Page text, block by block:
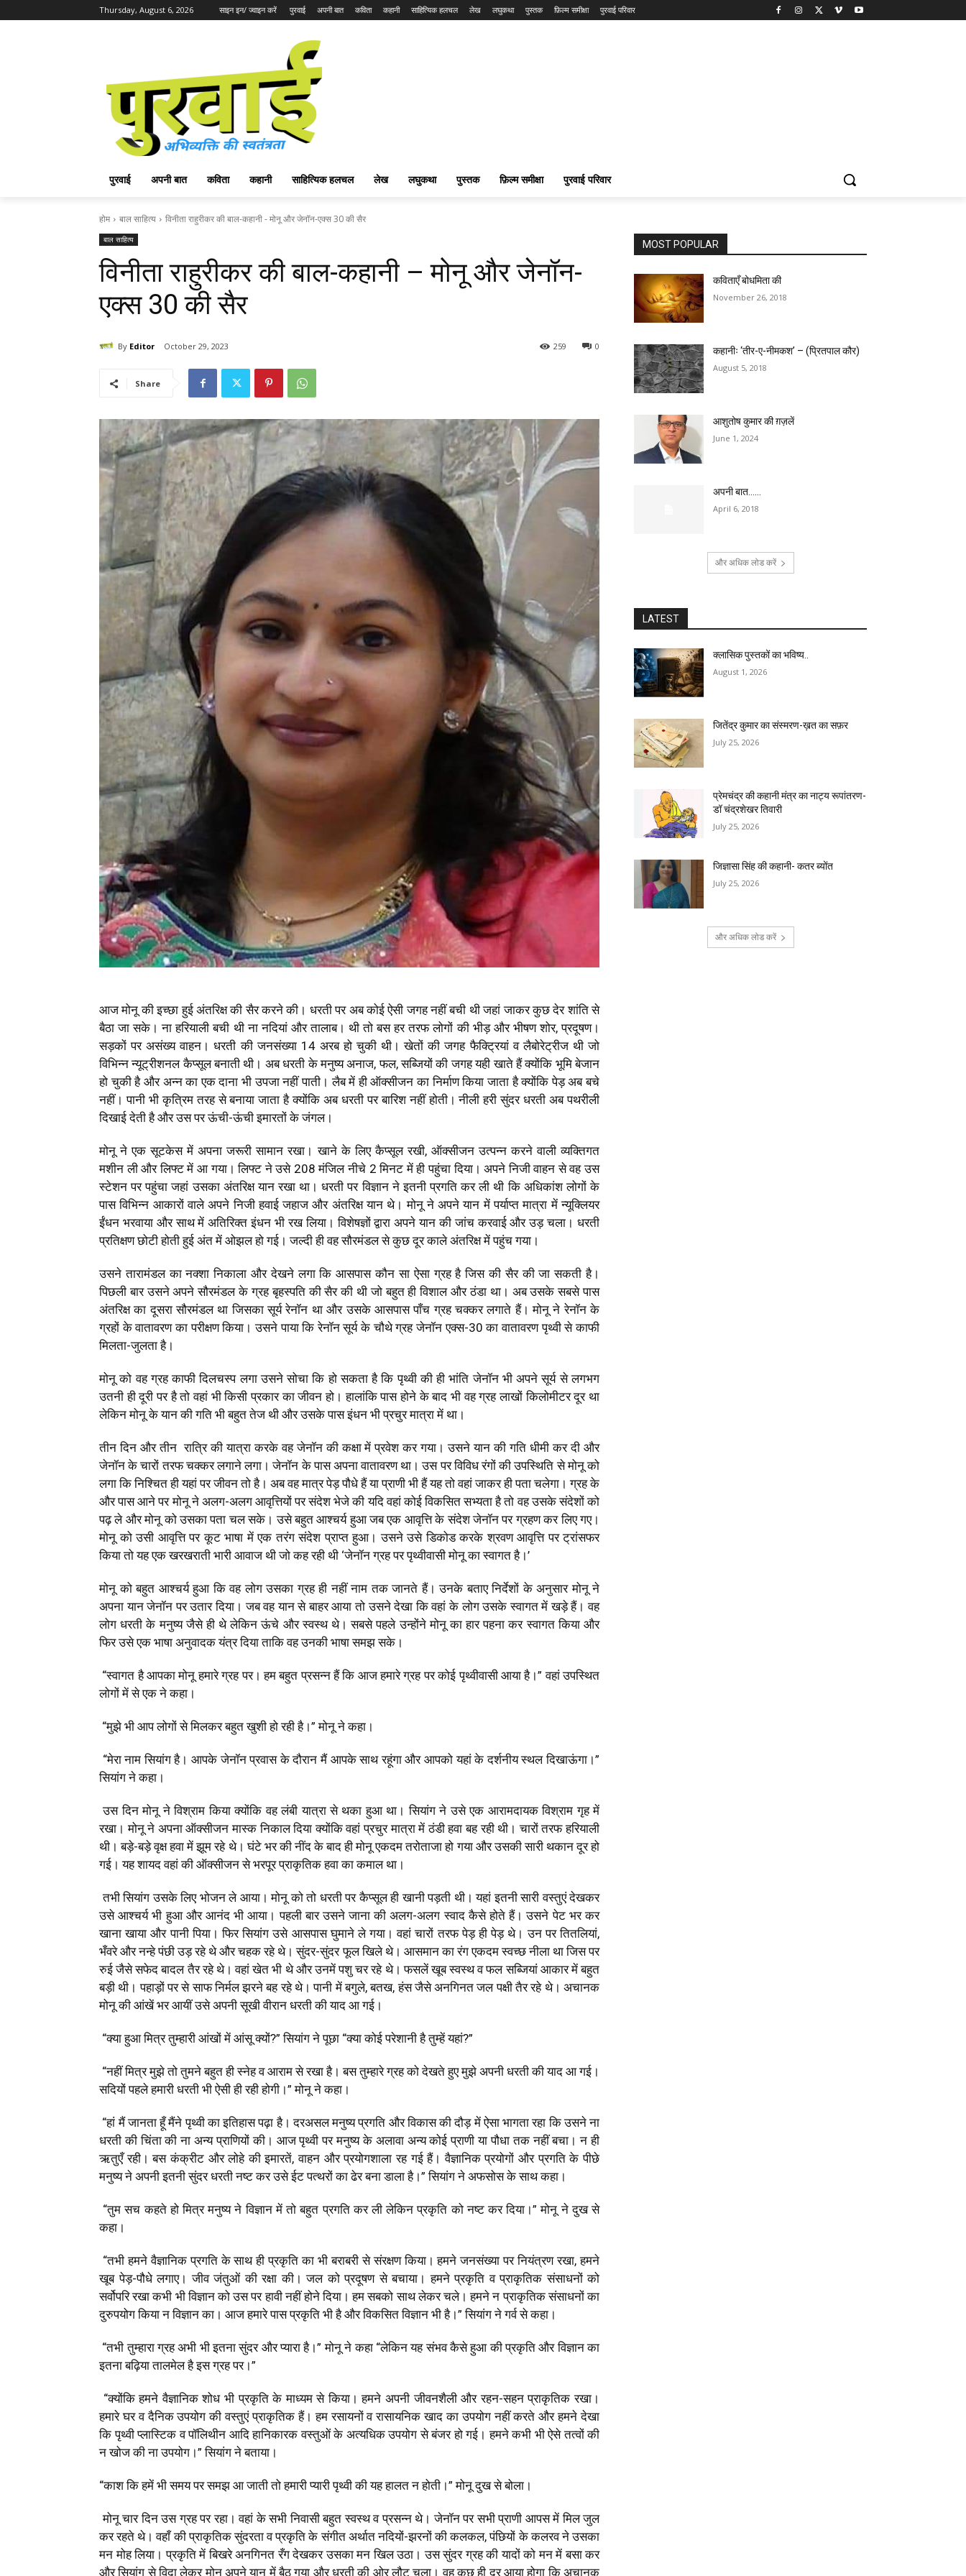
Thursday, August 6, 2026 साइन इन/ ज्वाइन करें पुरवाई अपनी बात कविता कहानी साहित्यिक हलचल लेख लघुकथा पुस्तक फ़िल्म समीक्षा पुरवाई परिवार
पुरवाई अपनी बात कविता कहानी साहित्यिक हलचल लेख लघुकथा पुस्तक फ़िल्म समीक्षा पुरवाई परिवार
होम बाल साहित्य विनीता राहुरीकर की बाल-कहानी - मोनू और जेनॉन-एक्स 30 की सैर
बाल साहित्य
विनीता राहुरीकर की बाल-कहानी – मोनू और जेनॉन-
एक्स 30 की सैर
By Editor October 29, 2023 0
259
Share
आज मोनू की इच्छा हुई अंतरिक्ष की सैर करने की। धरती पर अब कोई ऐसी जगह नहीं बची थी जहां जाकर कुछ देर शांति से
बैठा जा सके। ना हरियाली बची थी ना नदियां और तालाब। थी तो बस हर तरफ लोगों की भीड़ और भीषण शोर, प्रदूषण।
सड़कों पर असंख्य वाहन। धरती की जनसंख्या 14 अरब हो चुकी थी। खेतों की जगह फैक्ट्रियां व लैबोरेट्रीज थी जो
विभिन्न न्यूट्रीशनल कैप्सूल बनाती थी। अब धरती के मनुष्य अनाज, फल, सब्जियों की जगह यही खाते हैं क्योंकि भूमि बेजान
हो चुकी है और अन्न का एक दाना भी उपजा नहीं पाती। लैब में ही ऑक्सीजन का निर्माण किया जाता है क्योंकि पेड़ अब बचे
नहीं। पानी भी कृत्रिम तरह से बनाया जाता है क्योंकि अब धरती पर बारिश नहीं होती। नीली हरी सुंदर धरती अब पथरीली
दिखाई देती है और उस पर ऊंची-ऊंची इमारतों के जंगल।
मोनू ने एक सूटकेस में अपना जरूरी सामान रखा। खाने के लिए कैप्सूल रखी, ऑक्सीजन उत्पन्न करने वाली व्यक्तिगत
मशीन ली और लिफ्ट में आ गया। लिफ्ट ने उसे 208 मंजिल नीचे 2 मिनट में ही पहुंचा दिया। अपने निजी वाहन से वह उस
स्टेशन पर पहुंचा जहां उसका अंतरिक्ष यान रखा था। धरती पर विज्ञान ने इतनी प्रगति कर ली थी कि अधिकांश लोगों के
पास विभिन्न आकारों वाले अपने निजी हवाई जहाज और अंतरिक्ष यान थे। मोनू ने अपने यान में पर्याप्त मात्रा में न्यूक्लियर
ईंधन भरवाया और साथ में अतिरिक्त इंधन भी रख लिया। विशेषज्ञों द्वारा अपने यान की जांच करवाई और उड़ चला। धरती
प्रतिक्षण छोटी होती हुई अंत में ओझल हो गई। जल्दी ही वह सौरमंडल से कुछ दूर काले अंतरिक्ष में पहुंच गया।
उसने तारामंडल का नक्शा निकाला और देखने लगा कि आसपास कौन सा ऐसा ग्रह है जिस की सैर की जा सकती है।
पिछली बार उसने अपने सौरमंडल के ग्रह बृहस्पति की सैर की थी जो बहुत ही विशाल और ठंडा था। अब उसके सबसे पास
अंतरिक्ष का दूसरा सौरमंडल था जिसका सूर्य रेनॉन था और उसके आसपास पाँच ग्रह चक्कर लगाते हैं। मोनू ने रेनॉन के
ग्रहों के वातावरण का परीक्षण किया। उसने पाया कि रेनॉन सूर्य के चौथे ग्रह जेनॉन एक्स-30 का वातावरण पृथ्वी से काफी
मिलता-जुलता है।
मोनू को वह ग्रह काफी दिलचस्प लगा उसने सोचा कि हो सकता है कि पृथ्वी की ही भांति जेनॉन भी अपने सूर्य से लगभग
उतनी ही दूरी पर है तो वहां भी किसी प्रकार का जीवन हो। हालांकि पास होने के बाद भी वह ग्रह लाखों किलोमीटर दूर था
लेकिन मोनू के यान की गति भी बहुत तेज थी और उसके पास इंधन भी प्रचुर मात्रा में था।
तीन दिन और तीन रात्रि की यात्रा करके वह जेनॉन की कक्षा में प्रवेश कर गया। उसने यान की गति धीमी कर दी और
जेनॉन के चारों तरफ चक्कर लगाने लगा। जेनॉन के पास अपना वातावरण था। उस पर विविध रंगों की उपस्थिति से मोनू को
लगा कि निश्चित ही यहां पर जीवन तो है। अब वह मात्र पेड़ पौधे हैं या प्राणी भी हैं यह तो वहां जाकर ही पता चलेगा। ग्रह के
और पास आने पर मोनू ने अलग-अलग आवृत्तियों पर संदेश भेजे की यदि वहां कोई विकसित सभ्यता है तो वह उसके संदेशों को
पढ़ ले और मोनू को उसका पता चल सके। उसे बहुत आश्चर्य हुआ जब एक आवृत्ति के संदेश जेनॉन पर ग्रहण कर लिए गए।
मोनू को उसी आवृत्ति पर कूट भाषा में एक तरंग संदेश प्राप्त हुआ। उसने उसे डिकोड करके श्रवण आवृत्ति पर ट्रांसफर
किया तो यह एक खरखराती भारी आवाज थी जो कह रही थी ‘जेनॉन ग्रह पर पृथ्वीवासी मोनू का स्वागत है।’
मोनू को बहुत आश्चर्य हुआ कि वह लोग उसका ग्रह ही नहीं नाम तक जानते हैं। उनके बताए निर्देशों के अनुसार मोनू ने
अपना यान जेनॉन पर उतार दिया। जब वह यान से बाहर आया तो उसने देखा कि वहां के लोग उसके स्वागत में खड़े हैं। वह
लोग धरती के मनुष्य जैसे ही थे लेकिन ऊंचे और स्वस्थ थे। सबसे पहले उन्होंने मोनू का हार पहना कर स्वागत किया और
फिर उसे एक भाषा अनुवादक यंत्र दिया ताकि वह उनकी भाषा समझ सके।
“स्वागत है आपका मोनू हमारे ग्रह पर। हम बहुत प्रसन्न हैं कि आज हमारे ग्रह पर कोई पृथ्वीवासी आया है।” वहां उपस्थित
लोगों में से एक ने कहा।
“मुझे भी आप लोगों से मिलकर बहुत खुशी हो रही है।” मोनू ने कहा।
“मेरा नाम सियांग है। आपके जेनॉन प्रवास के दौरान मैं आपके साथ रहूंगा और आपको यहां के दर्शनीय स्थल दिखाऊंगा।”
सियांग ने कहा।
उस दिन मोनू ने विश्राम किया क्योंकि वह लंबी यात्रा से थका हुआ था। सियांग ने उसे एक आरामदायक विश्राम गृह में
रखा। मोनू ने अपना ऑक्सीजन मास्क निकाल दिया क्योंकि वहां प्रचुर मात्रा में ठंडी हवा बह रही थी। चारों तरफ हरियाली
थी। बड़े-बड़े वृक्ष हवा में झूम रहे थे। घंटे भर की नींद के बाद ही मोनू एकदम तरोताजा हो गया और उसकी सारी थकान दूर हो
गई। यह शायद वहां की ऑक्सीजन से भरपूर प्राकृतिक हवा का कमाल था।
तभी सियांग उसके लिए भोजन ले आया। मोनू को तो धरती पर कैप्सूल ही खानी पड़ती थी। यहां इतनी सारी वस्तुएं देखकर
उसे आश्चर्य भी हुआ और आनंद भी आया। पहली बार उसने जाना की अलग-अलग स्वाद कैसे होते हैं। उसने पेट भर कर
खाना खाया और पानी पिया। फिर सियांग उसे आसपास घुमाने ले गया। वहां चारों तरफ पेड़ ही पेड़ थे। उन पर तितलियां,
भँवरे और नन्हे पंछी उड़ रहे थे और चहक रहे थे। सुंदर-सुंदर फूल खिले थे। आसमान का रंग एकदम स्वच्छ नीला था जिस पर
रुई जैसे सफेद बादल तैर रहे थे। वहां खेत भी थे और उनमें पशु चर रहे थे। फसलें खूब स्वस्थ व फल सब्जियां आकार में बहुत
बड़ी थी। पहाड़ों पर से साफ निर्मल झरने बह रहे थे। पानी में बगुले, बतख, हंस जैसे अनगिनत जल पक्षी तैर रहे थे। अचानक
मोनू की आंखें भर आयीं उसे अपनी सूखी वीरान धरती की याद आ गई।
“क्या हुआ मित्र तुम्हारी आंखों में आंसू क्यों?” सियांग ने पूछा “क्या कोई परेशानी है तुम्हें यहां?”
“नहीं मित्र मुझे तो तुमने बहुत ही स्नेह व आराम से रखा है। बस तुम्हारे ग्रह को देखते हुए मुझे अपनी धरती की याद आ गई।
सदियों पहले हमारी धरती भी ऐसी ही रही होगी।” मोनू ने कहा।
“हां मैं जानता हूँ मैंने पृथ्वी का इतिहास पढ़ा है। दरअसल मनुष्य प्रगति और विकास की दौड़ में ऐसा भागता रहा कि उसने ना
धरती की चिंता की ना अन्य प्राणियों की। आज पृथ्वी पर मनुष्य के अलावा अन्य कोई प्राणी या पौधा तक नहीं बचा। न ही
ऋतुएँ रही। बस कंक्रीट और लोहे की इमारतें, वाहन और प्रयोगशाला रह गई हैं। वैज्ञानिक प्रयोगों और प्रगति के पीछे
मनुष्य ने अपनी इतनी सुंदर धरती नष्ट कर उसे ईट पत्थरों का ढेर बना डाला है।” सियांग ने अफसोस के साथ कहा।
“तुम सच कहते हो मित्र मनुष्य ने विज्ञान में तो बहुत प्रगति कर ली लेकिन प्रकृति को नष्ट कर दिया।” मोनू ने दुख से
कहा।
“तभी हमने वैज्ञानिक प्रगति के साथ ही प्रकृति का भी बराबरी से संरक्षण किया। हमने जनसंख्या पर नियंत्रण रखा, हमने
खूब पेड़-पौधे लगाए। जीव जंतुओं की रक्षा की। जल को प्रदूषण से बचाया। हमने प्रकृति व प्राकृतिक संसाधनों को
सर्वोपरि रखा कभी भी विज्ञान को उस पर हावी नहीं होने दिया। हम सबको साथ लेकर चले। हमने न प्राकृतिक संसाधनों का
दुरुपयोग किया न विज्ञान का। आज हमारे पास प्रकृति भी है और विकसित विज्ञान भी है।” सियांग ने गर्व से कहा।
“तभी तुम्हारा ग्रह अभी भी इतना सुंदर और प्यारा है।” मोनू ने कहा “लेकिन यह संभव कैसे हुआ की प्रकृति और विज्ञान का
इतना बढ़िया तालमेल है इस ग्रह पर।”
“क्योंकि हमने वैज्ञानिक शोध भी प्रकृति के माध्यम से किया। हमने अपनी जीवनशैली और रहन-सहन प्राकृतिक रखा।
हमारे घर व दैनिक उपयोग की वस्तुएं प्राकृतिक हैं। हम रसायनों व रासायनिक खाद का उपयोग नहीं करते और हमने देखा
कि पृथ्वी प्लास्टिक व पॉलिथीन आदि हानिकारक वस्तुओं के अत्यधिक उपयोग से बंजर हो गई। हमने कभी भी ऐसे तत्वों की
न खोज की ना उपयोग।” सियांग ने बताया।
“काश कि हमें भी समय पर समझ आ जाती तो हमारी प्यारी पृथ्वी की यह हालत न होती।” मोनू दुख से बोला।
मोनू चार दिन उस ग्रह पर रहा। वहां के सभी निवासी बहुत स्वस्थ व प्रसन्न थे। जेनॉन पर सभी प्राणी आपस में मिल जुल
कर रहते थे। वहाँ की प्राकृतिक सुंदरता व प्रकृति के संगीत अर्थात नदियों-झरनों की कलकल, पंछियों के कलरव ने उसका
मन मोह लिया। प्रकृति में बिखरे अनगिनत रँग देखकर उसका मन खिल उठा। उस सुंदर ग्रह की यादों को मन में बसा कर
और सियांग से विदा लेकर मोनू अपने यान में बैठ गया और धरती की ओर लौट चला। वह कुछ ही दूर आया होगा कि अचानक
MOST POPULAR
कविताएँ बोधमिता की
November 26, 2018
कहानीः ‘तीर-ए-नीमकश’ – (प्रितपाल कौर)
August 5, 2018
आशुतोष कुमार की ग़ज़लें
June 1, 2024
अपनी बात……
April 6, 2018
और अधिक लोड करें
LATEST
क्लासिक पुस्तकों का भविष्य..
August 1, 2026
जितेंद्र कुमार का संस्मरण-ख़त का सफ़र
July 25, 2026
प्रेमचंद्र की कहानी मंत्र का नाट्य रूपांतरण-
डॉ चंद्रशेखर तिवारी
July 25, 2026
जिज्ञासा सिंह की कहानी- कतर ब्योंत
July 25, 2026
और अधिक लोड करें